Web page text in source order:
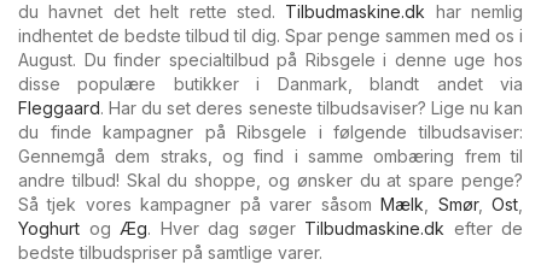
du havnet det helt rette sted. Tilbudmaskine.dk har nemlig
indhentet de bedste tilbud til dig. Spar penge sammen med os i
August. Du finder specialtilbud på Ribsgele i denne uge hos
disse populære butikker i Danmark, blandt andet via
Fleggaard. Har du set deres seneste tilbudsaviser? Lige nu kan
du finde kampagner på Ribsgele i følgende tilbudsaviser:
Gennemgå dem straks, og find i samme ombæring frem til
andre tilbud! Skal du shoppe, og ønsker du at spare penge?
Så tjek vores kampagner på varer såsomMælk Smør,Ost
Yoghurt og Æg. Hver dag søger Tilbudmaskine.dk efter de
bedste tilbudspriser på samtlige varer.